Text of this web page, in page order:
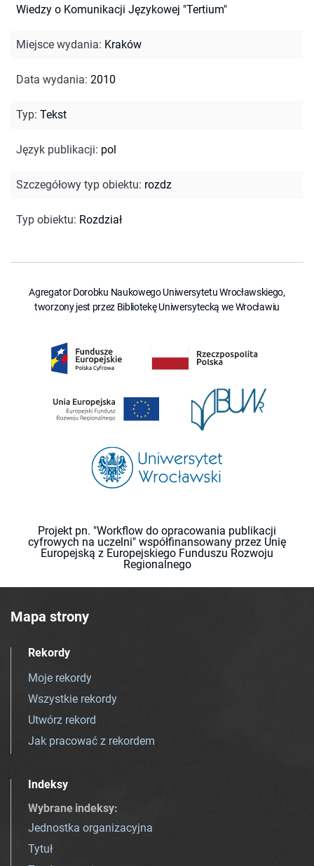
Wiedzy o Komunikacji Językowej "Tertium"
Miejsce wydania: Kraków
Data wydania: 2010
Typ: Tekst
Język publikacji: pol
Szczegółowy typ obiektu: rozdz
Typ obiektu: Rozdział
Agregator Dorobku Naukowego Uniwersytetu Wrocławskiego,
tworzony jest przez Bibliotekę Uniwersytecką we Wrocławiu
Projekt pn. "Workflow do opracowania publikacji
cyfrowych na uczelni" współfinansowany przez Unię
Europejską z Europejskiego Funduszu Rozwoju
Regionalnego
Mapa strony
Rekordy
Moje rekordy
Wszystkie rekordy
Utwórz rekord
Jak pracować z rekordem
Indeksy
Wybrane indeksy:
Jednostka organizacyjna
Tytuł